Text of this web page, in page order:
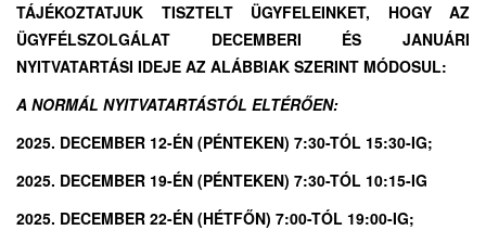
TÁJÉKOZTATJUK TISZTELT ÜGYFELEINKET, HOGY AZ
ÜGYFÉLSZOLGÁLAT DECEMBERI ÉS JANUÁRI
NYITVATARTÁSI IDEJE AZ ALÁBBIAK SZERINT MÓDOSUL:
A NORMÁL NYITVATARTÁSTÓL ELTÉRŐEN:
2025. DECEMBER 12-ÉN (PÉNTEKEN) 7:30-TÓL 15:30-IG;
2025. DECEMBER 19-ÉN (PÉNTEKEN) 7:30-TÓL 10:15-IG
2025. DECEMBER 22-ÉN (HÉTFŐN) 7:00-TÓL 19:00-IG;